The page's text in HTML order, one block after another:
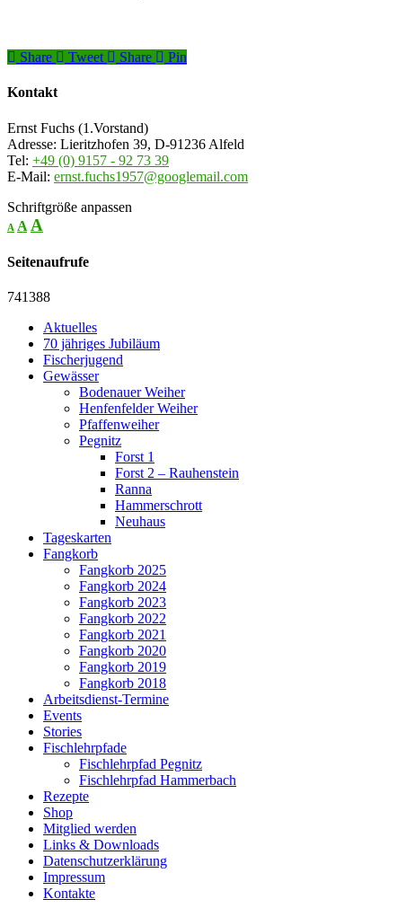
Share Tweet Share Pin
Kontakt
Ernst Fuchs (1.Vorstand)
Adresse: Lieritzhofen 39, D-91236 Alfeld
Tel: +49 (0) 9157 - 92 73 39
E-Mail: ernst.fuchs1957@googlemail.com
Schriftgröße anpassen
A A A
Seitenaufrufe
741388
Aktuelles
70 jähriges Jubiläum
Fischerjugend
Gewässer
Bodenauer Weiher
Henfenfelder Weiher
Pfaffenweiher
Pegnitz
Forst 1
Forst 2 – Rauhenstein
Ranna
Hammerschrott
Neuhaus
Tageskarten
Fangkorb
Fangkorb 2025
Fangkorb 2024
Fangkorb 2023
Fangkorb 2022
Fangkorb 2021
Fangkorb 2020
Fangkorb 2019
Fangkorb 2018
Arbeitsdienst-Termine
Events
Stories
Fischlehrpfade
Fischlehrpfad Pegnitz
Fischlehrpfad Hammerbach
Rezepte
Shop
Mitglied werden
Links & Downloads
Datenschutzerklärung
Impressum
Kontakte